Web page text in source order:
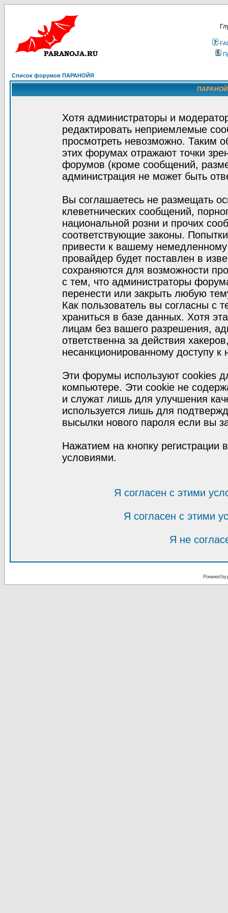
Список форумов ПАРАНОЙЯ
Хотя администраторы и
редактировать неприемлемые
просмотреть невозможно. Таким
этих форумах отражают точки
форумов (кроме сообщений,
администрация не может быть
Вы соглашаетесь не размещать
клеветнических сообщений,
национальной розни и прочих
соответствующие законы.
привести к вашему
провайдер будет поставлен в
сохраняются для возможности
с тем, что администраторы
перенести или закрыть любую
Как пользователь вы согласны с
храниться в базе данных. Хотя
лицам без вашего разрешения,
ответственна за действия
несанкционированному доступу к
Эти форумы используют cookies
компьютере. Эти cookie не
и служат лишь для улучшения
используется лишь для
высылки нового пароля если вы
Нажатием на кнопку регистрации
условиями.
Я согласен с этими
Я согласен с этими
Я не
Powered by